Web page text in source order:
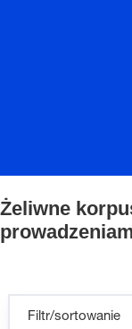
Żeliwne
Filtr/sortowanie